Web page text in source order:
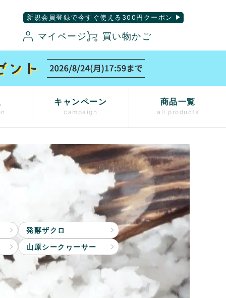
新規会員登録で今すぐ使える300円クーポン
マイページ 買い物かご
キャンペーン
campaign
商品一覧
all products
発酵ザクロ
山原シークヮーサー